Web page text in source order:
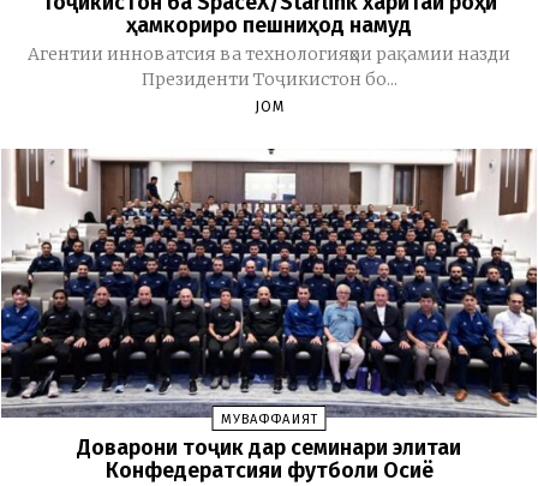
ҳамкориро пешниҳод намуд
Агентии инноватсия ва технологияҳои рақамии назди
Президенти Тоҷикистон бо...
JOM
МУВАФФАҚИЯТ
Доварони тоҷик дар семинари элитаи
Конфедератсияи футболи Осиё